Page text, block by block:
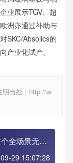
业展示TGV、超
洲亦通过补助与
SKC/Absolics的
产业化试产。
明出处：http://w
全场景无缝
29 15:07:28